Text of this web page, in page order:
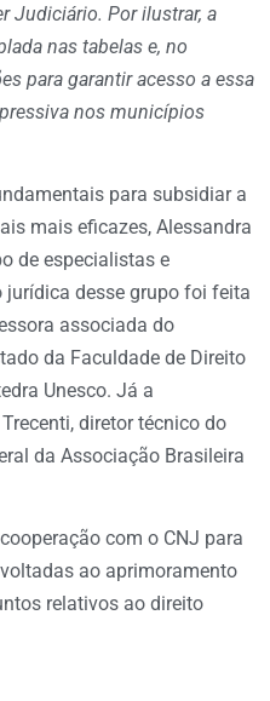
Judiciário. Por ilustrar, a
nas tabelas e, no
para garantir acesso a essa
nos municípios
para subsidiar a
mais eficazes, Alessandra
de especialistas e
jurídica desse grupo foi feita
associada do
da Faculdade de Direito
Unesco. Já a
diretor técnico do
da Associação Brasileira
com o CNJ para
ao aprimoramento
relativos ao direito